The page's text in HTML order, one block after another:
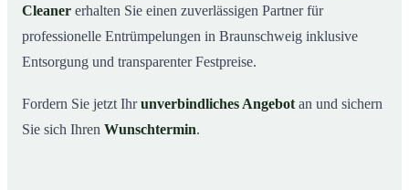
Cleaner erhalten Sie einen zuverlässigen Partner für
professionelle Entrümpelungen in Braunschweig inklusive
Entsorgung und transparenter Festpreise.
Fordern Sie jetzt Ihrunverbindliches Angebot an und sichern
Sie sich Ihren Wunschtermin.